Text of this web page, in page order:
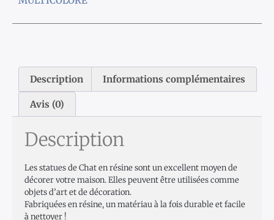
Description Informations complémentaires
Avis (0)
Description
Les statues de Chat en résine sont un excellent moyen de
décorer votre maison. Elles peuvent être utilisées comme
objets d’art et de décoration.
Fabriquées en résine, un matériau à la fois durable et facile
à nettoyer !